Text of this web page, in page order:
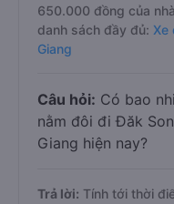
650.000 đồng của
danh sách đầy đủ: Xe
Giang
Câu hỏi: Có bao
nằm đôi đi Đăk
Giang hiện nay?
Trả lời: Tính tới thời